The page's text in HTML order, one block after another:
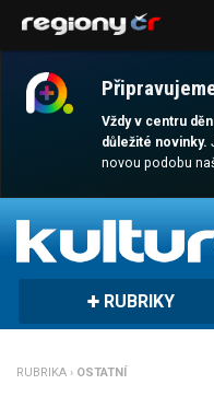
Vždy v centru
důležité novinky.
novou podobu
AKTUALITY
MAGAZÍN
RUBRIKY
RUBRIKA › OSTATNÍ